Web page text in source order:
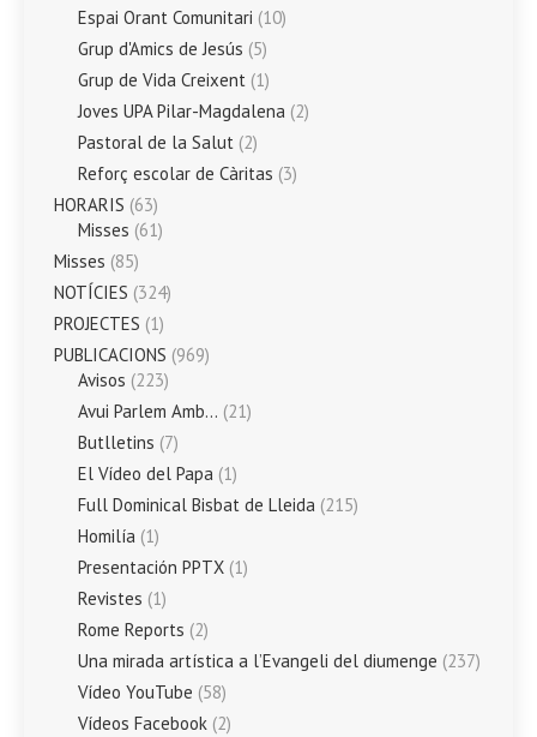
Espai Orant Comunitari (10)
Grup d'Amics de Jesús (5)
Grup de Vida Creixent (1)
Joves UPA Pilar-Magdalena (2)
Pastoral de la Salut (2)
Reforç escolar de Càritas (3)
HORARIS (63)
Misses (61)
Misses (85)
NOTÍCIES (324)
PROJECTES (1)
PUBLICACIONS (969)
Avisos (223)
Avui Parlem Amb… (21)
Butlletins (7)
El Vídeo del Papa (1)
Full Dominical Bisbat de Lleida (215)
Homilía (1)
Presentación PPTX (1)
Revistes (1)
Rome Reports (2)
Una mirada artística a l’Evangeli del diumenge (237)
Vídeo YouTube (58)
Vídeos Facebook (2)